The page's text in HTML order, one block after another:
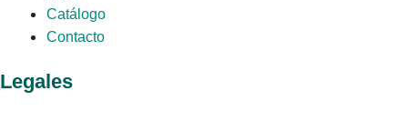
Catálogo
Contacto
Legales